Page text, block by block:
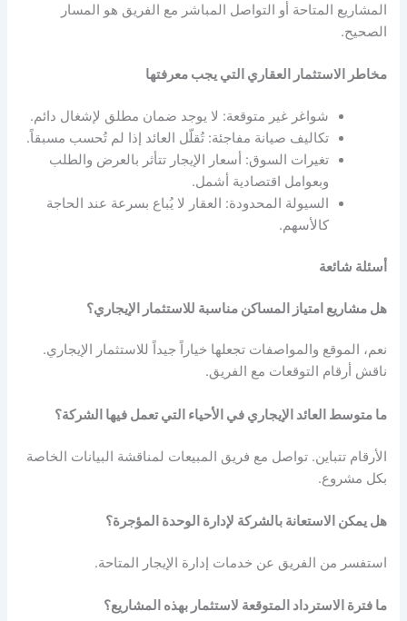
المشاريع المتاحة أو التواصل المباشر مع الفريق هو المسار
الصحيح.
مخاطر الاستثمار العقاري التي يجب معرفتها
شواغر غير متوقعة: لا يوجد ضمان مطلق لإشغال دائم.
تكاليف صيانة مفاجئة: تُقلّل العائد إذا لم تُحسب مسبقاً.
تغيرات السوق: أسعار الإيجار تتأثر بالعرض والطلب
وبعوامل اقتصادية أشمل.
السيولة المحدودة: العقار لا يُباع بسرعة عند الحاجة
كالأسهم.
أسئلة شائعة
هل مشاريع امتياز المساكن مناسبة للاستثمار الإيجاري؟
نعم، الموقع والمواصفات تجعلها خياراً جيداً للاستثمار الإيجاري.
ناقش أرقام التوقعات مع الفريق.
ما متوسط العائد الإيجاري في الأحياء التي تعمل فيها الشركة؟
الأرقام تتباين. تواصل مع فريق المبيعات لمناقشة البيانات الخاصة
بكل مشروع.
هل يمكن الاستعانة بالشركة لإدارة الوحدة المؤجرة؟
استفسر من الفريق عن خدمات إدارة الإيجار المتاحة.
ما فترة الاسترداد المتوقعة لاستثمار بهذه المشاريع؟